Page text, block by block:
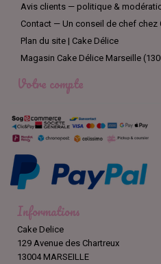
Avis clients — politique &
Contact — Un conseil de chef chez
Plan du site | Cake Délice
Magasin Cake Délice Marseille
Votre compte
Informations
Cake Delice
129 Avenue des Chartreux
13004 MARSEILLE